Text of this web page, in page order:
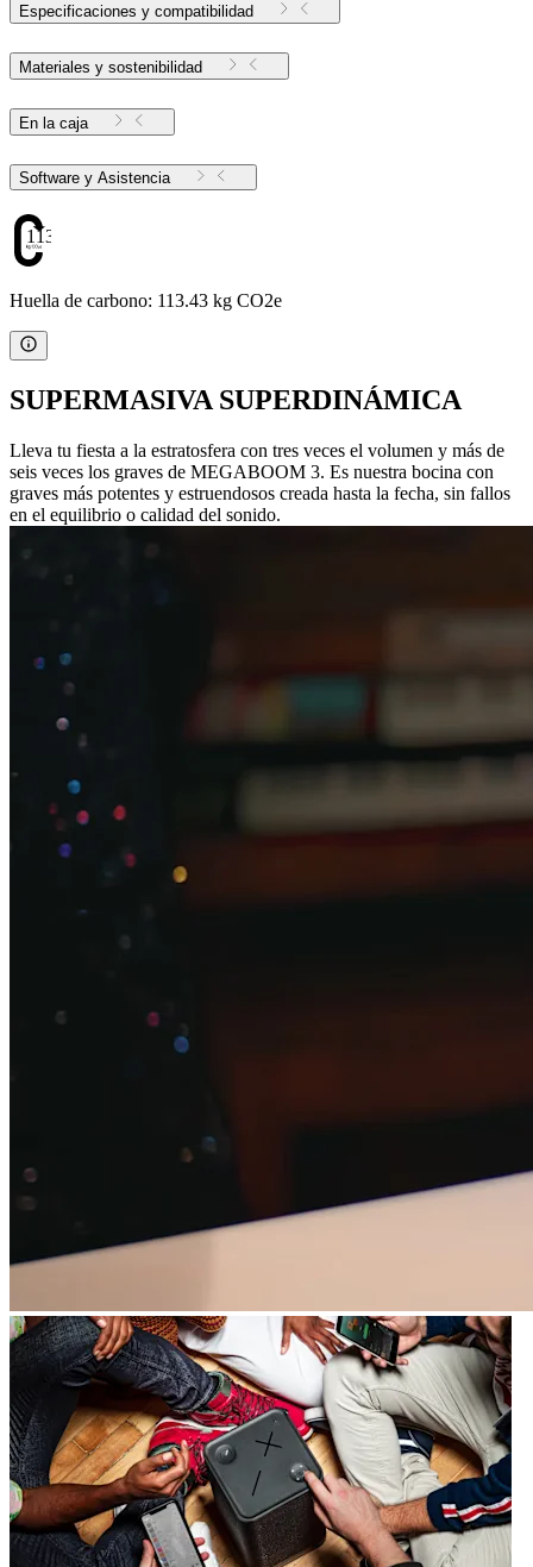
Especificaciones y compatibilidad
Materiales y sostenibilidad
En la caja
Software y Asistencia
113.43
Huella de carbono: 113.43 kg CO2e
SUPERMASIVA SUPERDINÁMICA
Lleva tu fiesta a la estratosfera con tres veces el volumen y más de
seis veces los graves de MEGABOOM 3. Es nuestra bocina con
graves más potentes y estruendosos creada hasta la fecha, sin fallos
en el equilibrio o calidad del sonido.